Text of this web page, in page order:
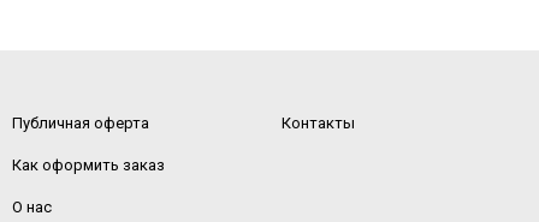
Публичная оферта
Как оформить заказ
О нас
Контакты